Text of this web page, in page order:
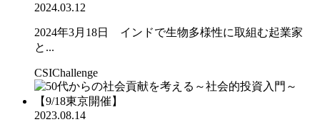
2024.03.12
2024年3月18日 インドで生物多様性に取組む起業家
と...
CSIChallenge
2023.08.14